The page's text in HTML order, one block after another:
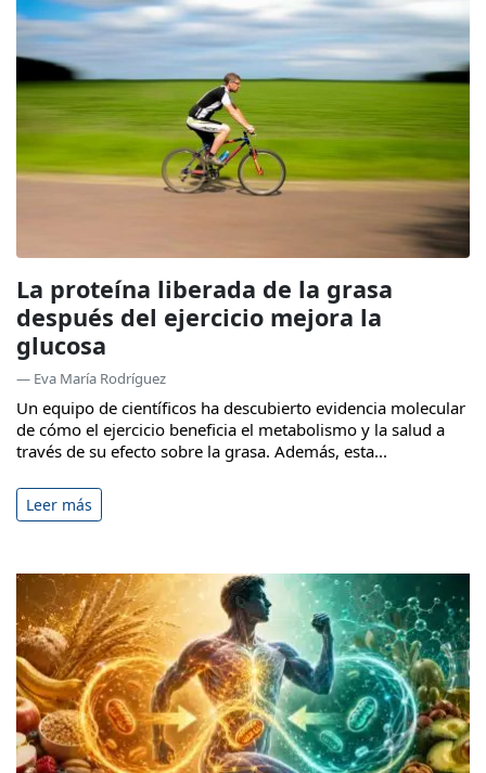
La proteína liberada de la grasa
después del ejercicio mejora la
glucosa
— Eva María Rodríguez
Un equipo de científicos ha descubierto evidencia molecular
de cómo el ejercicio beneficia el metabolismo y la salud a
través de su efecto sobre la grasa. Además, esta...
Leer más